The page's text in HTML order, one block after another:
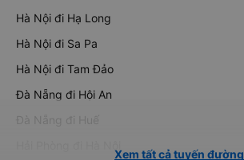
Hà Nội đi Hạ Long
Hà Nội đi Sa Pa
Hà Nội đi Tam Đảo
Đà Nẵng đi Hội An
Đà Nẵng đi Huế
Xem tất cả tuyến đường